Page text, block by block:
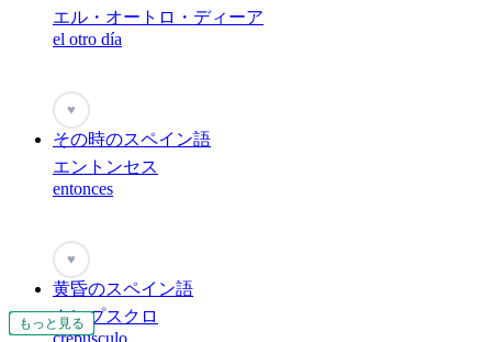
もっと見る
もっと見る
もっと見る
もっと見る
もっと見る
もっと見る
もっと見る
もっと見る
もっと見る
もっと見る
もっと見る
もっと見る
もっと見る
もっと見る
もっと見る
もっと見る
もっと見る
もっと見る
もっと見る
もっと見る
もっと見る
もっと見る
もっと見る
エル・オートロ・ディーア
el otro día
♥
その時のスペイン語
エントンセス
entonces
♥
黄昏のスペイン語
クレプスクロ
もっと見る
もっと見る
もっと見る
もっと見る
もっと見る
もっと見る
もっと見る
もっと見る
もっと見る
もっと見る
もっと見る
もっと見る